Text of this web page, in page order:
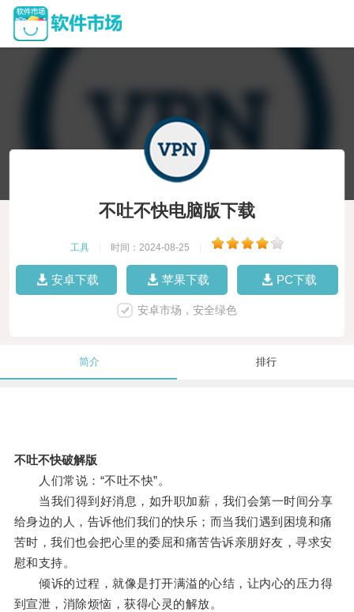
不吐不快电脑版下载
工具 时间：2024-08-25
安卓下载 苹果下载 PC下载
安卓市场，安全绿色
简介 排行
不吐不快破解版
人们常说：“不吐不快”。
当我们得到好消息，如升职加薪，我们会第一时间分享
给身边的人，告诉他们我们的快乐；而当我们遇到困境和痛
苦时，我们也会把心里的委屈和痛苦告诉亲朋好友，寻求安
慰和支持。
倾诉的过程，就像是打开满溢的心结，让内心的压力得
到宣泄，消除烦恼，获得心灵的解放。